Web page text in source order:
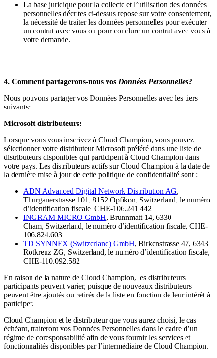
La base juridique pour la collecte et l’utilisation des données
personnelles décrites ci-dessus repose sur votre consentement,
la nécessité de traiter les données personnelles pour exécuter
un contrat avec vous ou pour conclure un contrat avec vous à
votre demande.
4. Comment partagerons-nous vos Données Personnelles?
Nous pouvons partager vos Données Personnelles avec les tiers
suivants:
Microsoft distributeurs:
Lorsque vous vous inscrivez à Cloud Champion, vous pouvez
sélectionner votre distributeur Microsoft préféré dans une liste de
distributeurs disponibles qui participent à Cloud Champion dans
votre pays. Les distributeurs actifs sur Cloud Champion à la date de
la dernière mise à jour de cette politique de confidentialité sont :
ADN Advanced Digital Network Distribution AG,
Thurgauerstrasse 101, 8152 Opfikon, Switzerland, le numéro
d’identification fiscale CHE-106.241.442
INGRAM MICRO GmbH, Brunnmatt 14, 6330
Cham, Switzerland, le numéro d’identification fiscale, CHE-
106.824.603
TD SYNNEX (Switzerland) GmbH, Birkenstrasse 47, 6343
Rotkreuz ZG, Switzerland, le numéro d’identification fiscale,
CHE-110.092.582
En raison de la nature de Cloud Champion, les distributeurs
participants peuvent varier, puisque de nouveaux distributeurs
peuvent être ajoutés ou retirés de la liste en fonction de leur intérêt à
participer.
Cloud Champion et le distributeur que vous aurez choisi, le cas
échéant, traiteront vos Données Personnelles dans le cadre d’un
régime de coresponsabilité afin de vous fournir les services et
fonctionnalités disponibles par l’intermédiaire de Cloud Champion.